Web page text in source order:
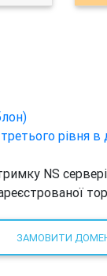
рівня в
NS
ЗАМОВИТИ